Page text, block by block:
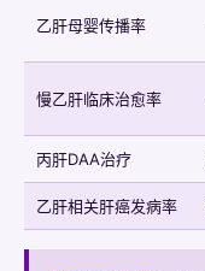
乙肝母婴传播率
慢乙肝临床治愈率
丙肝DAA治疗
乙肝相关肝癌发病率